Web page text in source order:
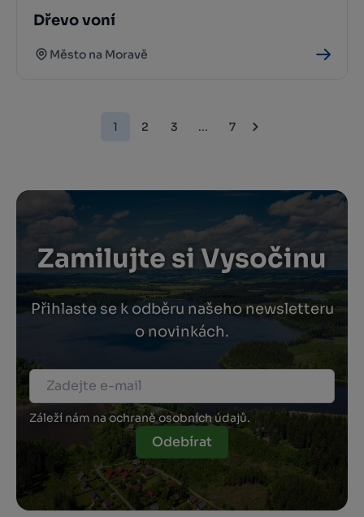
Dřevo voní
Město na Moravě
1 2 3 ... 7
Zamilujte si Vysočinu
Přihlaste se k odběru našeho newsletteru
o novinkách.
Záleží nám na ochraně osobních údajů.
Odebírat